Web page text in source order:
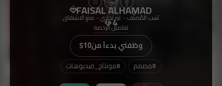
FAISAL ALHAMAD
4
وظفني بدءاً من$10
#مصمم #مونتاج_فيديوهات
نَسب المُصنَّف - غير تجاري - منع الاشتقاق
تفاصيل الرخصة